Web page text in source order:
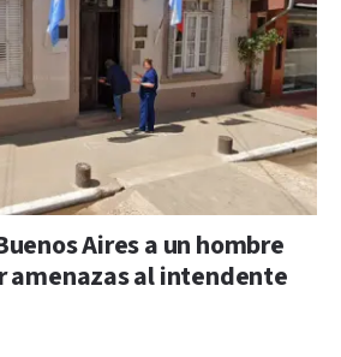
Aires a un hombre
amenazas al intendente